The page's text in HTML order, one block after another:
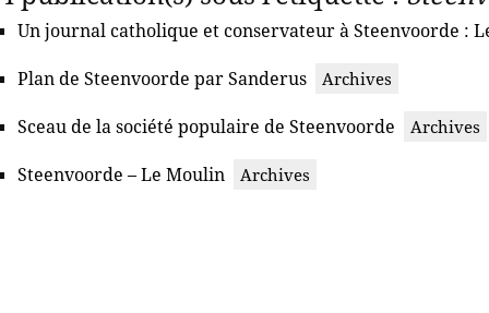
Un journal catholique et conservateur à Steenvoorde :
Plan de Steenvoorde par Sanderus
Archives
Sceau de la société populaire de Steenvoorde Archives
Steenvoorde – Le Moulin Archives